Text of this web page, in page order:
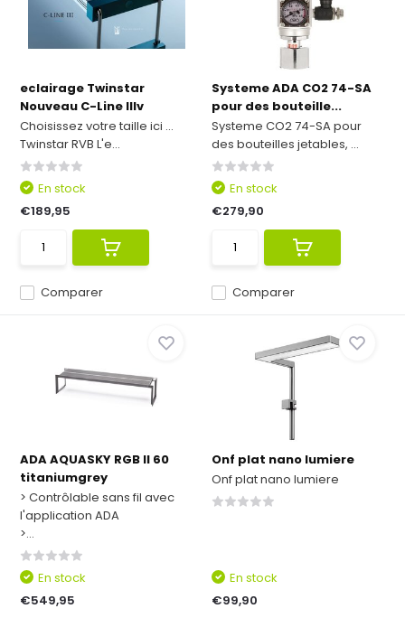
eclairage Twinstar
Nouveau C-Line IIIv
Choisissez votre taille ici ...
Twinstar RVB L'e...
Comparer
En stock
€189,95
Systeme ADA CO2 74-SA
pour des bouteille...
Systeme CO2 74-SA pour
des bouteilles jetables, ...
Comparer
En stock
€279,90
ADA AQUASKY RGB II 60
titaniumgrey
> Contrôlable sans fil avec
l'application ADA
>...
En stock
€549,95
Onf plat nano lumiere
Onf plat nano lumiere
En stock
€99,90